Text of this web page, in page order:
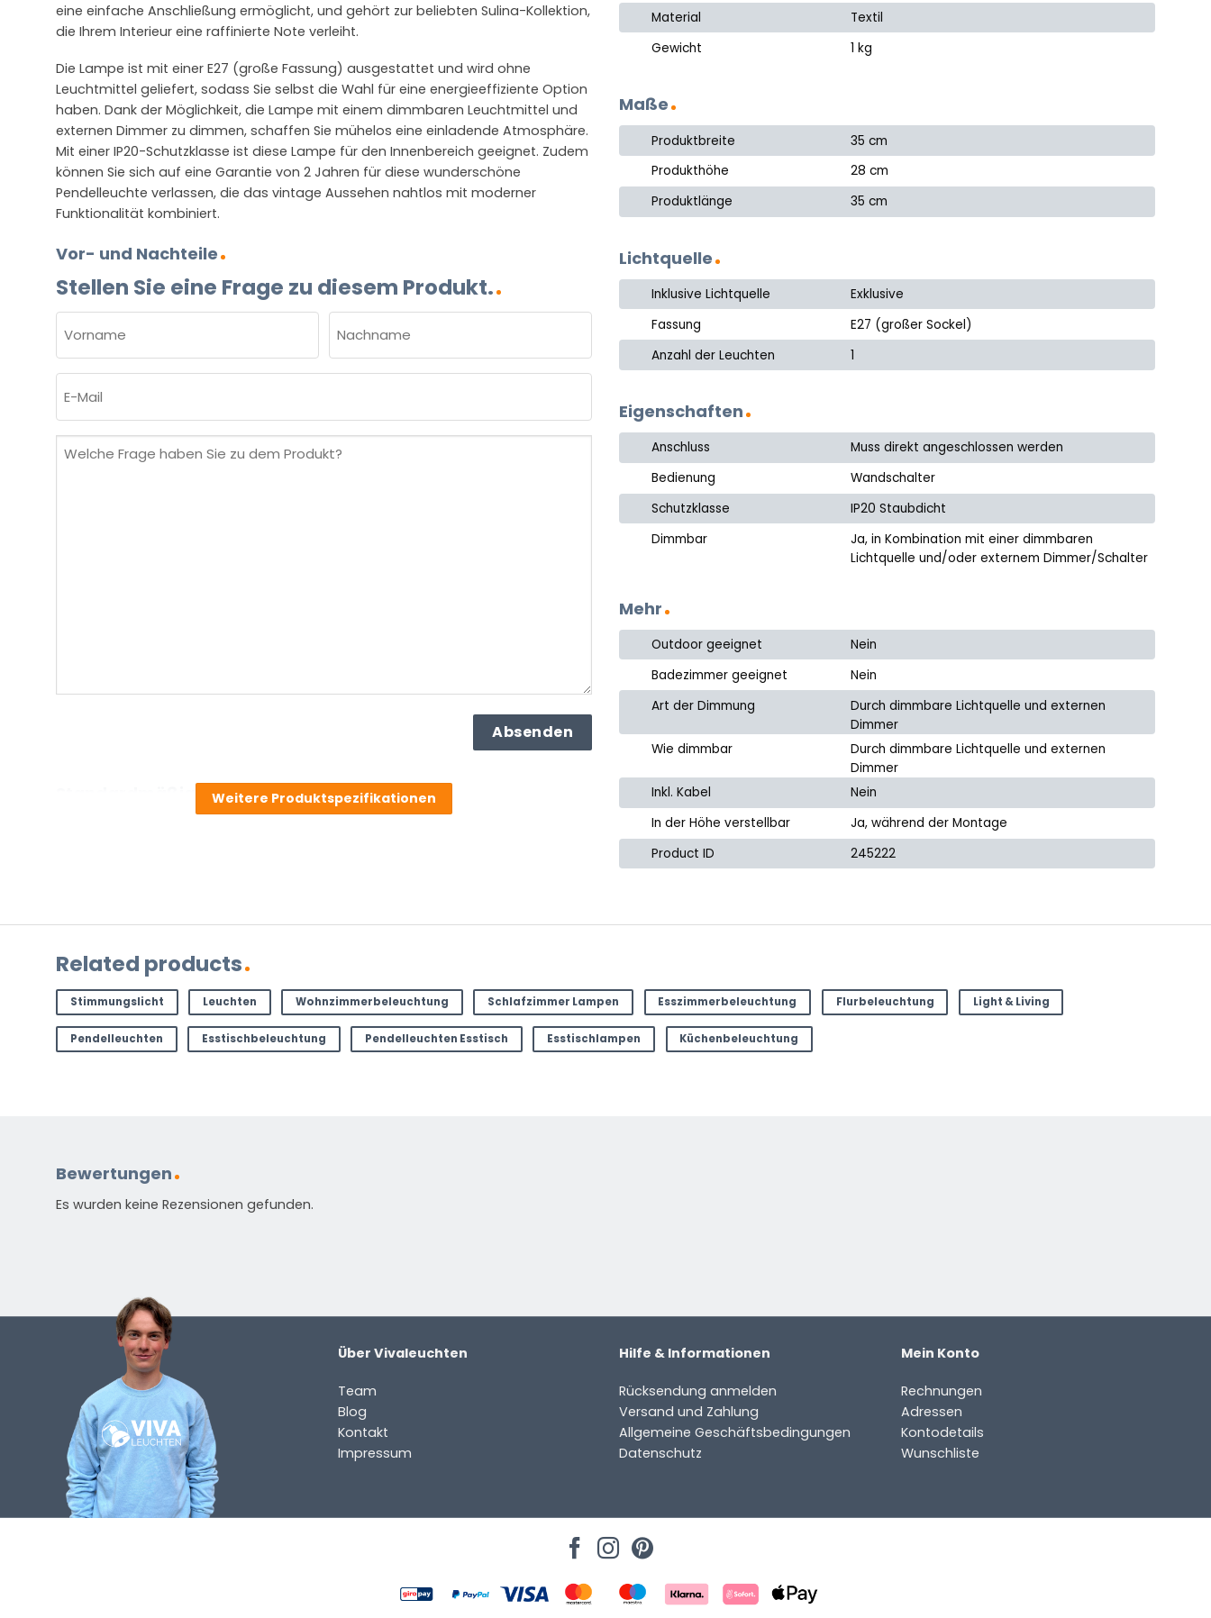
eine einfache Anschließung ermöglicht, und gehört zur beliebten Sulina-Kollektion,
die Ihrem Interieur eine raffinierte Note verleiht.
Die Lampe ist mit einer E27 (große Fassung) ausgestattet und wird ohne
Leuchtmittel geliefert, sodass Sie selbst die Wahl für eine energieeffiziente Option
haben. Dank der Möglichkeit, die Lampe mit einem dimmbaren Leuchtmittel und
externen Dimmer zu dimmen, schaffen Sie mühelos eine einladende Atmosphäre.
Mit einer IP20-Schutzklasse ist diese Lampe für den Innenbereich geeignet. Zudem
können Sie sich auf eine Garantie von 2 Jahren für diese wunderschöne
Pendelleuchte verlassen, die das vintage Aussehen nahtlos mit moderner
Funktionalität kombiniert.
Vor- und Nachteile
Stellen Sie eine Frage zu diesem Produkt.
(ERFORDERLICH)
Vorname Nachname
Mail
Welche
Standardmäßig enthalten
HAST DU EINE FRAGE?
info@vivaleuchten.de.
Weitere Produktspezifikationen
Material
Textil
Gewicht
1 kg
Maße
Produktbreite
35 cm
Produkthöhe
28 cm
Produktlänge
35 cm
Lichtquelle
Inklusive Lichtquelle
Exklusive
Fassung
E27 (großer Sockel)
Anzahl der Leuchten
1
Eigenschaften
Anschluss
Muss direkt angeschlossen werden
Bedienung
Wandschalter
Schutzklasse
IP20 Staubdicht
Dimmbar
Ja, in Kombination mit einer dimmbaren
Lichtquelle und/oder externem Dimmer/Schalter
Mehr
Outdoor geeignet
Nein
Badezimmer geeignet
Nein
Art der Dimmung
Durch dimmbare Lichtquelle und externen
Dimmer
Wie dimmbar
Durch dimmbare Lichtquelle und externen
Dimmer
Inkl. Kabel
Nein
In der Höhe verstellbar
Ja, während der Montage
Product ID
245222
Related products
Stimmungslicht Leuchten Wohnzimmerbeleuchtung Schlafzimmer Lampen Esszimmerbeleuchtung Flurbeleuchtung Light & Living
Pendelleuchten Esstischbeleuchtung Pendelleuchten Esstisch Esstischlampen Küchenbeleuchtung
Bewertungen
Es wurden keine Rezensionen gefunden.
Über Vivaleuchten
Team
Blog
Kontakt
Impressum
Hilfe & Informationen
Rücksendung anmelden
Versand und Zahlung
Allgemeine Geschäftsbedingungen
Datenschutz
Mein Konto
Rechnungen
Adressen
Kontodetails
Wunschliste